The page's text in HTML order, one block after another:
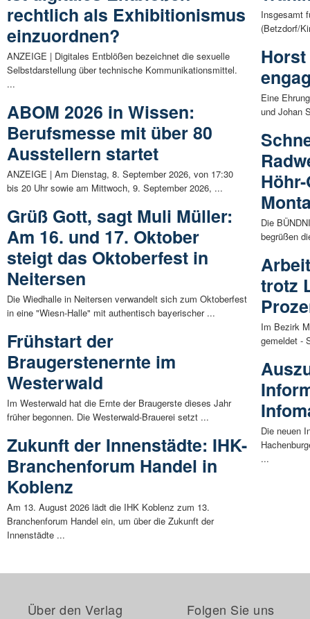
rechtlich als Exhibitionismus
einzuordnen?
ANZEIGE | Digitales Entblößen bezeichnet die sexuelle
Selbstdarstellung über technische Kommunikationsmittel.
...
ABOM 2026 in Wissen:
Berufsmesse mit über 80
Ausstellern startet
ANZEIGE | Am Dienstag, 8. September 2026, von 17:30
bis 20 Uhr sowie am Mittwoch, 9. September 2026, ...
Grüß Gott, sagt Muli Müller:
Am 16. und 17. Oktober
steigt das Oktoberfest in
Neitersen
Die Wiedhalle in Neitersen verwandelt sich zum Oktoberfest
in eine "Wiesn-Halle" mit authentisch bayerischer ...
Frühstart der
Braugerstenernte im
Westerwald
Im Westerwald hat die Ernte der Braugerste dieses Jahr
früher begonnen. Die Westerwald-Brauerei setzt ...
Zukunft der Innenstädte: IHK-
Branchenforum Handel in
Koblenz
Am 13. August 2026 lädt die IHK Koblenz zum 13.
Branchenforum Handel ein, um über die Zukunft der
Innenstädte ...
Insgesamt
(Betzdorf/
Eine
und Johan
Die
begrüßen
trotz
Im Bezirk
gemeldet -
Die neuen
...
Über den Verlag Folgen Sie uns